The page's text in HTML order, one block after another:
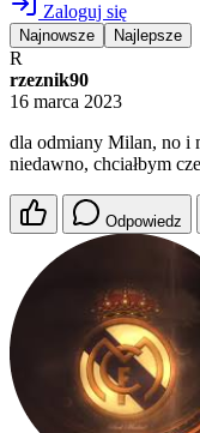
Zaloguj się
Najnowsze Najlepsze
R
rzeznik90
16 marca 2023
dla odmiany Milan, no i
niedawno, chciałbym
Odpowiedz